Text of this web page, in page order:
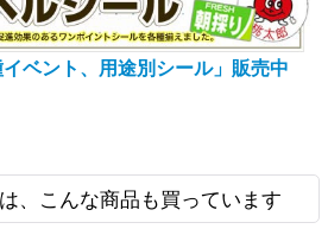
ベント、用途別シール」販売中
、こんな商品も買っています